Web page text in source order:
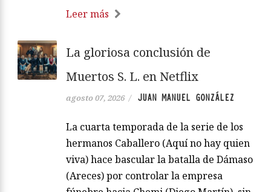
Leer más
La gloriosa conclusión de
Muertos S. L. en Netflix
agosto 07, 2026 / JUAN MANUEL GONZÁLEZ
La cuarta temporada de la serie de los
hermanos Caballero (Aquí no hay quien
viva) hace bascular la batalla de Dámaso
(Areces) por controlar la empresa